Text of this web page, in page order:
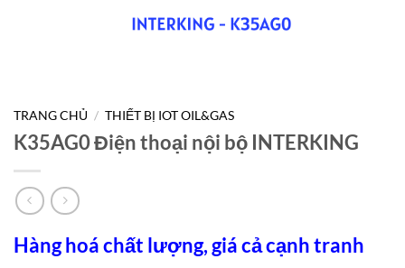
TRANG CHỦ / THIẾT BỊ IOT OIL&GAS
K35AG0 Điện thoại nội bộ INTERKING
Hàng hoá chất lượng, giá cả cạnh tranh